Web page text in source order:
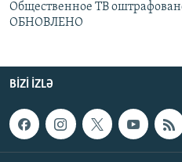
Общественное ТВ
ОБНОВЛЕНО
BIZI IZLƏ